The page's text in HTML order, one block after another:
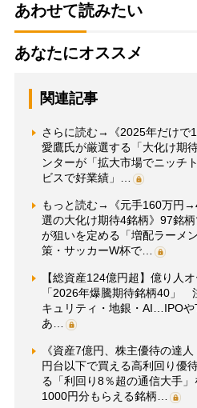
あわせて読みたい
あなたにオススメ
関連記事
さらに読む→《2025年だけで
愛鷹氏が厳選する「大化け期
ンターが「拡大市場でニッチ
ビスで好業績」…
もっと読む→《元手160万円
選の大化け期待4銘柄》97銘
が狙いを定める「増配ラーメ
策・サッカーW杯で…
【総資産124億円超】億り人
「2026年爆騰期待銘柄40」
キュリティ・地銀・AI…IPO
あ…
《資産7億円、株主優待の達
円台以下で買える高利回り優
る「利回り8％超の通信大手
1000円分もらえる銘柄…